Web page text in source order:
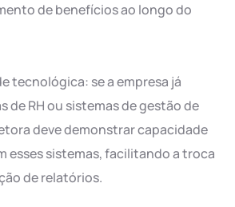
de benefícios ao longo do
tecnológica: se a empresa já
de RH ou sistemas de gestão de
deve demonstrar capacidade
esses sistemas, facilitando a troca
de relatórios.